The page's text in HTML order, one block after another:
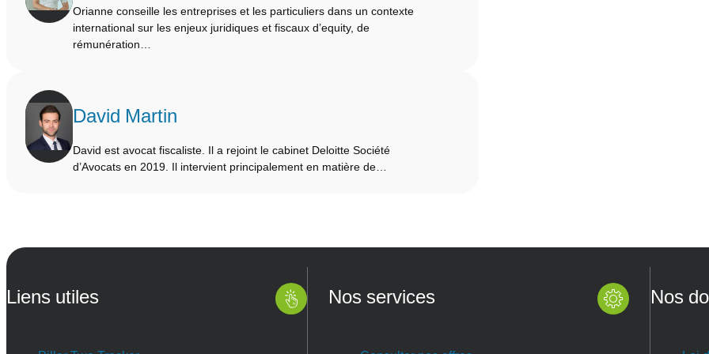
Orianne conseille les entreprises et les particuliers dans un contexte
international sur les enjeux juridiques et fiscaux d’equity, de
rémunération…
David Martin
David est avocat fiscaliste. Il a rejoint le cabinet Deloitte Société
d’Avocats en 2019. Il intervient principalement en matière de…
Liens utiles Nos services Nos